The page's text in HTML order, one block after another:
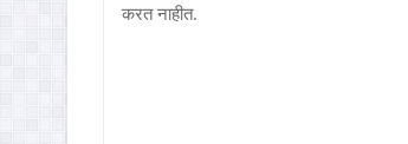
करत नाहीत.